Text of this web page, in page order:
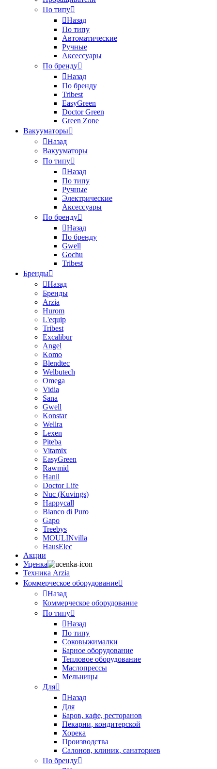
По типу
Назад
По типу
Автоматические
Ручные
Аксессуары
По бренду
Назад
По бренду
Tribest
EasyGreen
Doctor Green
Green Zone
Вакууматоры
Назад
Вакууматоры
По типу
Назад
По типу
Ручные
Электрические
Аксессуары
По бренду
Назад
По бренду
Gwell
Gochu
Tribest
Бренды
Назад
Бренды
Arzia
Hurom
L'equip
Tribest
Excalibur
Angel
Komo
Blendtec
Welbutech
Omega
Vidia
Sana
Gwell
Konstar
Wellra
Lexen
Piteba
Vitamix
EasyGreen
Rawmid
Hanil
Doctor Life
Nuc (Kuvings)
Happycall
Bianco di Puro
Gapo
Treebys
MOULINvilla
HausElec
Акции
Уценка
Техника Arzia
Коммерческое оборудование
Назад
Коммерческое оборудование
По типу
Назад
По типу
Соковыжималки
Барное оборудование
Тепловое оборудование
Маслопрессы
Мельницы
Для
Назад
Для
Баров, кафе, ресторанов
Пекарни, кондитерской
Хорека
Производства
Салонов, клиник, санаториев
По бренду